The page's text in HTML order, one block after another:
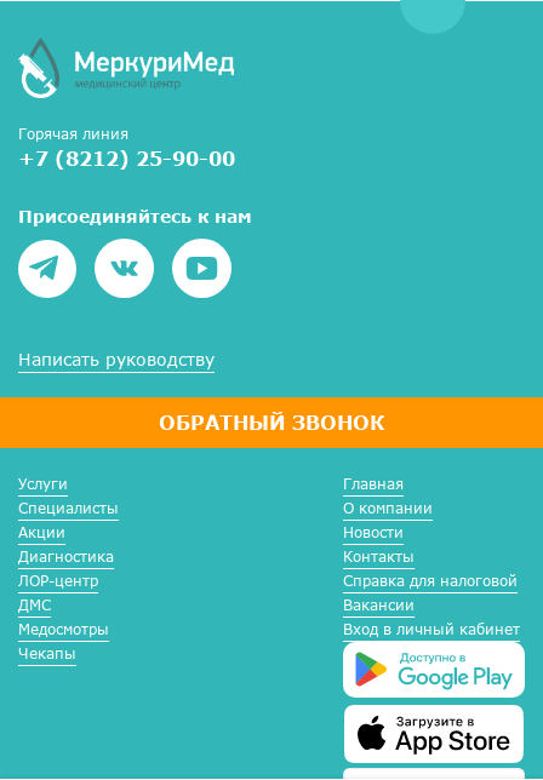
Горячая линия
+7 (8212) 25-90-00
ОБРАТНЫЙ ЗВОНОК
Присоединяйтесь к нам
Написать руководству
Услуги
Специалисты
Акции
Диагностика
ЛОР-центр
ДМС
Медосмотры
Чекапы
Главная
О компании
Новости
Контакты
Справка для налоговой
Вакансии
Вход в личный кабинет